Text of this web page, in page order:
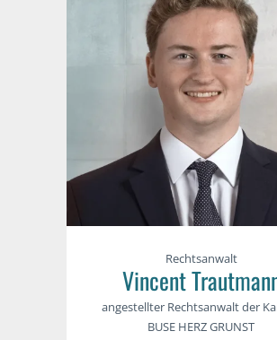
Rechtsanwalt
Vincent
angestellter Rechtsanwalt der
BUSE HERZ GRUNST